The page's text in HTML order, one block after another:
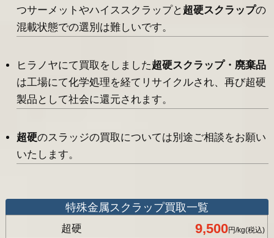
つサーメットやハイススクラップと 超硬スクラップの
混載状態での選別は難しいです。
ヒラノヤにて買取をしました超硬スクラップ・廃棄品
は工場にて化学処理を経てリサイクルされ、再び超硬
製品として社会に還元されます。
超硬のスラッジの買取については別途ご相談をお願い
いたします。
特殊金属スクラップ買取一覧
超硬 9,500円/kg(税込)